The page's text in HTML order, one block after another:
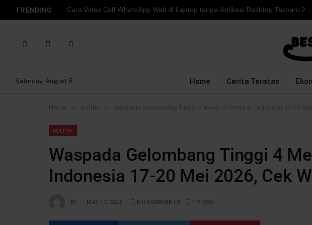
TRENDING Cara Video Call WhatsApp Web di Laptop tanpa Aplikasi Desktop Terbaru 2026
Facebook
X
Instagram
Saturday, August 8 Home Cerita Teratas
Home politik Waspada Gelombang Tinggi 4 Meter di Perairan Indonesia 17-20
POLITIK
Waspada Gelombang Tinggi 4
Indonesia 17-20 Mei 2026, Cek
BY MAY 17, 2026 NO COMMENTS 7 VIEWS